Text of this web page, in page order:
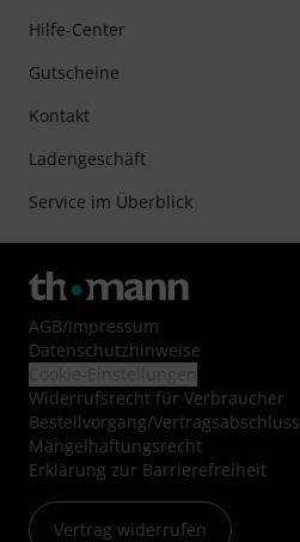
Hilfe-Center
Gutscheine
Kontakt
Ladengeschäft
Service im Überblick
AGB/Impressum
Datenschutzhinweise
Widerrufsrecht für Verbraucher
Bestellvorgang/Vertragsabschluss
Mängelhaftungsrecht
Erklärung zur Barrierefreiheit
Vertrag widerrufen